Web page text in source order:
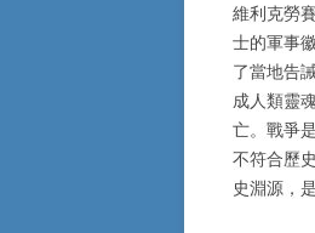
維利克勞
士的軍事
了當地告
成人類靈
亡。戰爭
不符合歷
史淵源，